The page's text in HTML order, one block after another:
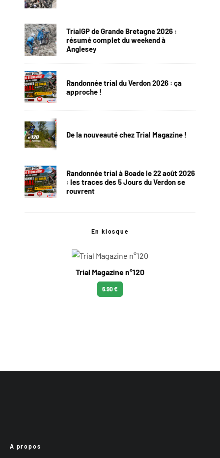
TrialGP de Grande Bretagne 2026 :
résumé complet du weekend à
Anglesey
Randonnée trial du Verdon 2026 : ça
approche !
De la nouveauté chez Trial Magazine !
Randonnée trial à Boade le 22 août 2026
: les traces des 5 Jours du Verdon se
rouvrent
En kiosque
Trial Magazine n°120
6.90 €
A propos